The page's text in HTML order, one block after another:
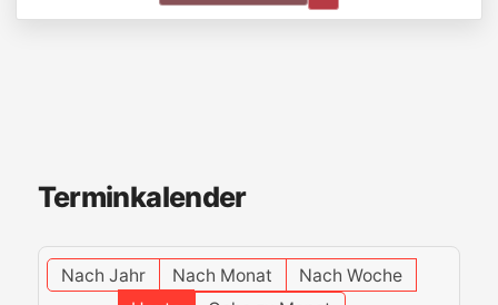
Terminkalender
Nach Jahr Nach Monat
Nach Woche